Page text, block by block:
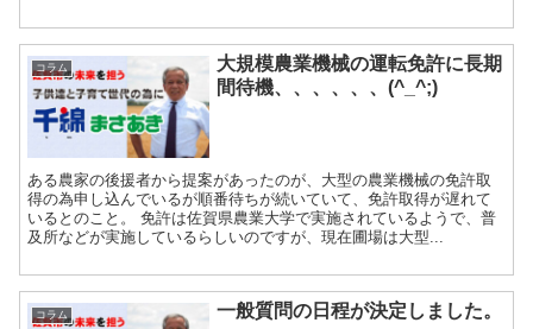
コラム
大規模農業機械の運転免許に長期
間待機、、、、、、(^_^;)
ある農家の後援者から提案があったのが、大型の農業機械の免許取
得の為申し込んでいるが順番待ちが続いていて、免許取得が遅れて
いるとのこと。 免許は佐賀県農業大学で実施されているようで、普
及所などが実施しているらしいのですが、現在圃場は大型...
コラム 一般質問の日程が決定しました。